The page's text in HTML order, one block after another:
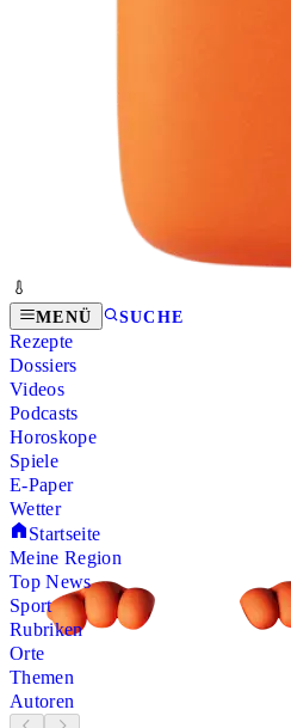
MENÜ SUCHE
Rezepte
Dossiers
Videos
Podcasts
Horoskope
Spiele
E-Paper
Wetter
Startseite
Meine Region
Top News
Sport
Rubriken
Orte
Themen
Autoren